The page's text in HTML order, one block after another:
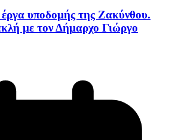
έργα υποδομής της Ζακύνθου.
με τον Δήμαρχο Γιώργο